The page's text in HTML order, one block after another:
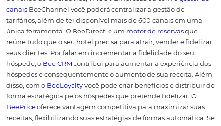
Gostou do artigo? Então
confira outros conteúdos
podem te ajudar a
gestão do seu hotel:
Como usar a tecnologia na hotelaria e gestão de
5 dicas para melhorar os números da reserva direta
hotel